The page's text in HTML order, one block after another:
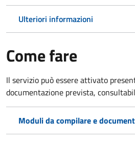
Ulteriori informazioni
Come fare
Il servizio può essere attivato
documentazione prevista,
Moduli da compilare e